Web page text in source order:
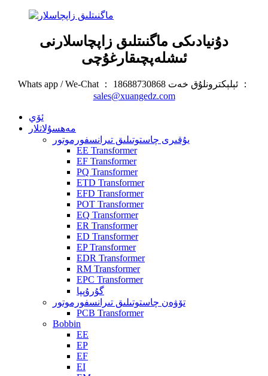
دۇنيادىكى ماگنىتلىق زاپچاسلارنى
ئىشلەپچىقارغۇچى
Whats app / We-Chat ： 18688730868 ئېلېكترونلۇق خەت ：
sales@xuangedz.com
ئۆي
مەھسۇلاتلار
يۇقىرى چاستوتىلىق تىرانسفورموتور
EE Transformer
EF Transformer
PQ Transformer
ETD Transformer
EFD Transformer
POT Transformer
EQ Transformer
ER Transformer
ED Transformer
EP Transformer
EDR Transformer
RM Transformer
EPC Transformer
گۇرۇپپا
تۆۋەن چاستوتىلىق تىرانسفورموتور
PCB Transformer
Bobbin
EE
EP
EF
EI